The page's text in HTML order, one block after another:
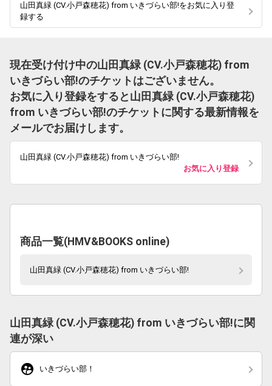
山田真緑 (CV.小戸森穂花) from いきづらい部!をお気に入り登
録する
現在受け付け中の山田真緑 (CV.小戸森穂花) from
いきづらい部!のチケットはございません。
お気に入り登録をすると山田真緑 (CV.小戸森穂花)
from いきづらい部!のチケットに関する最新情報を
メールでお届けします。
山田真緑 (CV.小戸森穂花) from いきづらい部!
お気に入り登録
商品一覧(HMV&BOOKS online)
山田真緑 (CV.小戸森穂花) from いきづらい部!
山田真緑 (CV.小戸森穂花) from いきづらい部!に関
連が深い
supervised_user_circle いきづらい部！